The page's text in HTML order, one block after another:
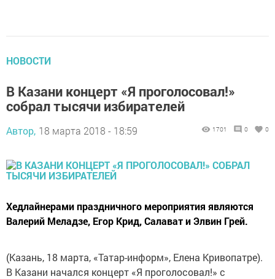
НОВОСТИ
В Казани концерт «Я проголосовал!»
собрал тысячи избирателей
Автор, 18 марта 2018 - 18:59 1701 0 0
Хедлайнерами праздничного мероприятия являются
Валерий Меладзе, Егор Крид, Салават и Элвин Грей.
(Казань, 18 марта, «Татар-информ», Елена Кривопатре).
В Казани начался концерт «Я проголосовал!» с